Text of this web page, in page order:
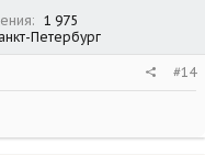
1 975
Петербург
#14